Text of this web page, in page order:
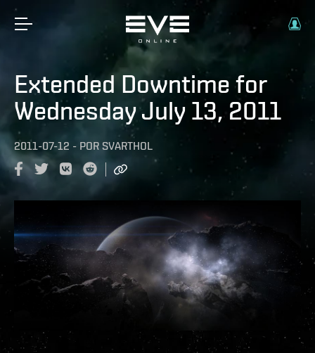
Extended Downtime for
Wednesday July 13, 2011
2011-07-12 - POR SVARTHOL